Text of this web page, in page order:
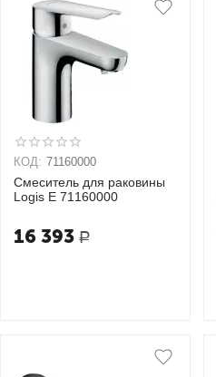
КОД: 71160000
Смеситель для раковины
Logis E 71160000
16 393 Р